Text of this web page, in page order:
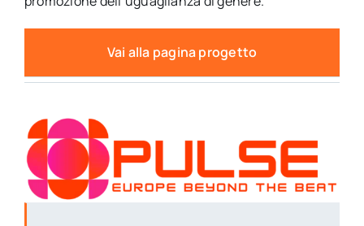
Vai alla pagina progetto